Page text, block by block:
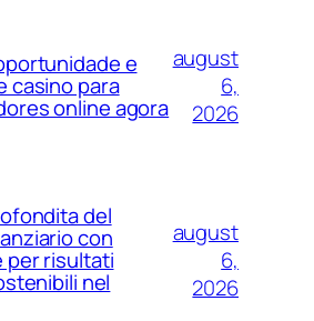
e
casino para
online agora
august
6,
2026
del
con
risultati
nel
august
6,
2026